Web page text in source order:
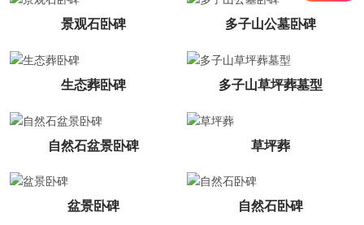
景观石卧碑 多子山公墓卧碑
生态葬卧碑 多子山草坪葬墓型
自然石盆景卧碑 草坪葬
盆景卧碑 自然石卧碑